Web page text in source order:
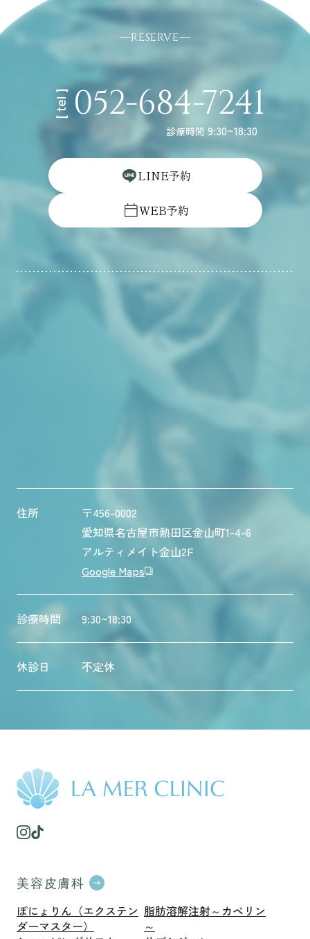
RESERVE
[ tel ] 052-684-7241
診療時間 9:30~18:30
LINE予約
WEB予約
住所
〒456-0002
愛知県名古屋市熱田区金山町1-4-6
アルティメイト金山2F
Google Maps
診療時間 9:30~18:30
休診日 不定休
美容皮膚科
ぽにょりん（エクステン
ダーマスター）
脂肪溶解注射～カベリン
～